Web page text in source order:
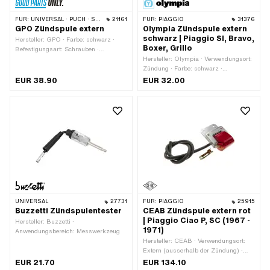
FÜR: UNIVERSAL · PUCH · SACHS 21161
GPO Zündspule extern
Hersteller: GPO · Farbe: schwarz ·
Befestigungsart: Schrauben ·
Befestigungspunkte: 4 Stk. ·
EUR 38.90
FÜR: PIAGGIO 31376
Olympia Zündspule extern
schwarz | Piaggio SI, Bravo,
Boxer, Grillo
Hersteller: Olympia · Verwendungsort:
Zündung · Farbe: schwarz ·
Befestigungsart: Schrauben & Muttern
Lochabstand: 32 mm · Piaggio OEM-
EUR 32.00
UNIVERSAL 27731
Buzzetti Zündspulentester
Hersteller: Buzzetti ·
Anwendungsbereich: Messwerkzeug
EUR 21.70
FÜR: PIAGGIO 25915
CEAB Zündspule extern rot
| Piaggio Ciao P, SC (1967 -
1971)
Hersteller: CEAB · Verwendungsort:
Extern (ausserhalb der Zündung) ·
Farbe: rot · Befestigungsart:
EUR 134.10